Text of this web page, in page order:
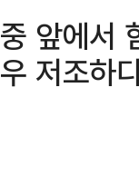
앞에서
저조